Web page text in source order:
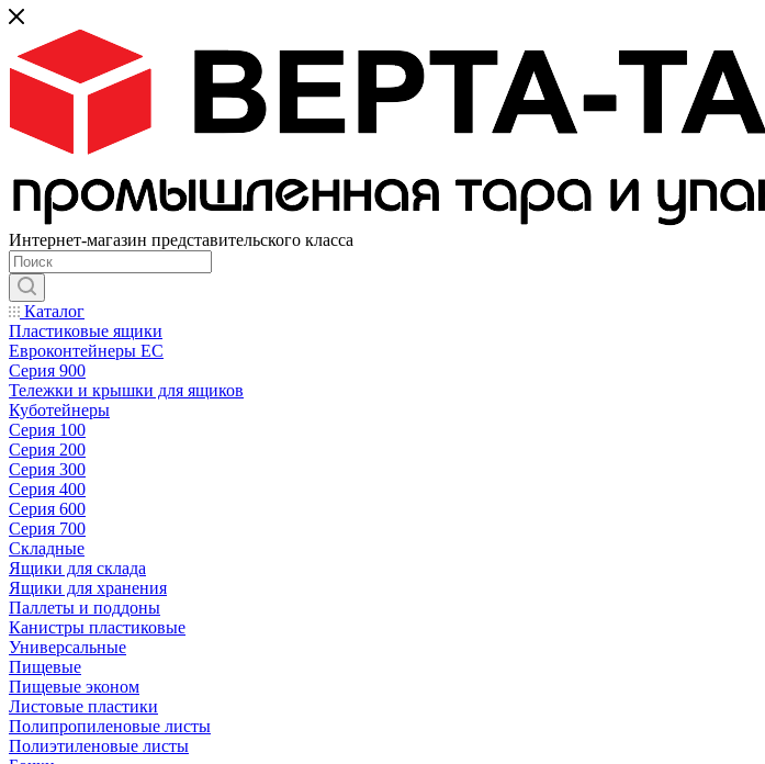
Интернет-магазин представительского класса
Каталог
Пластиковые ящики
Евроконтейнеры ЕС
Серия 900
Тележки и крышки для ящиков
Куботейнеры
Серия 100
Серия 200
Серия 300
Серия 400
Серия 600
Серия 700
Складные
Ящики для склада
Ящики для хранения
Паллеты и поддоны
Канистры пластиковые
Универсальные
Пищевые
Пищевые эконом
Листовые пластики
Полипропиленовые листы
Полиэтиленовые листы